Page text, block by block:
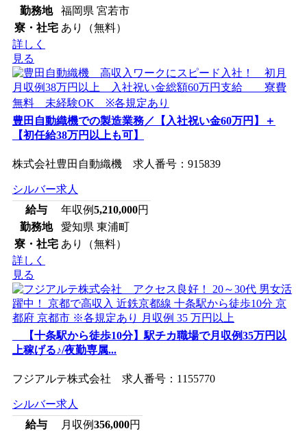
勤務地
福岡県 宮若市
寮・社宅 あり（無料）
詳しく
見る
豊田自動織機での製造業務／【入社祝い金60万円】＋
【初任給38万円以上も可】
株式会社豊田自動織機 求人番号：915839
シルバー求人
給与
年収例5,210,000円
勤務地
愛知県 東浦町
寮・社宅 あり（無料）
詳しく
見る
【十条駅から徒歩10分】駅チカ職場で月収例35万円以
上稼げる♪/夜勤専属...
フジアルテ株式会社 求人番号：1155770
シルバー求人
給与
月収例356,000円